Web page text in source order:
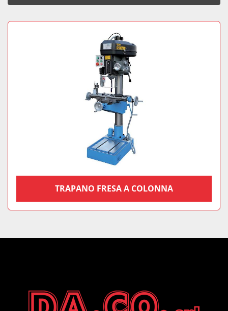
Tutte le categorie
Ordina per
TRAPANO FRESA A COLONNA